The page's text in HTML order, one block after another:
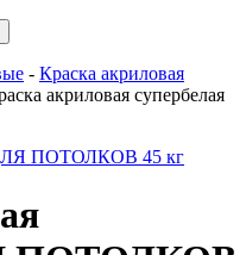
- Краска акриловая
акриловая супербелая